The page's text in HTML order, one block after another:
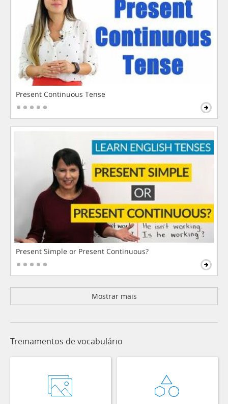
Present Continuous Tense
Present Simple or Present Continuous?
Mostrar mais
Treinamentos de vocabulário